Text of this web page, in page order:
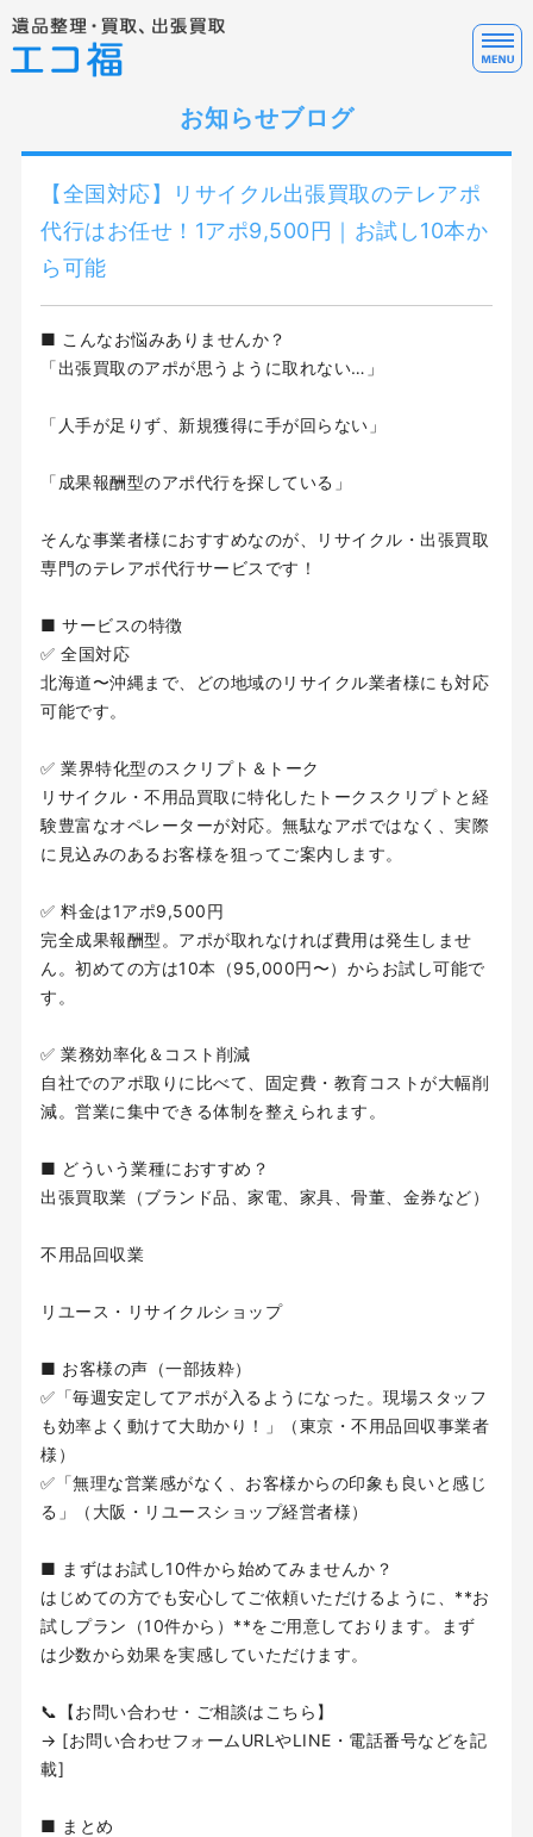
サービスの流れ・FAQ
テレアポ代行について
お知らせブログ
【全国対応】リサイクル出張買取のテレアポ
代行はお任せ！1アポ9,500円｜お試し10本か
ら可能
■ こんなお悩みありませんか？
「出張買取のアポが思うように取れない…」
「人手が足りず、新規獲得に手が回らない」
「成果報酬型のアポ代行を探している」
そんな事業者様におすすめなのが、リサイクル・出張買取
専門のテレアポ代行サービスです！
■ サービスの特徴
✅ 全国対応
北海道〜沖縄まで、どの地域のリサイクル業者様にも対応
可能です。
✅ 業界特化型のスクリプト＆トーク
リサイクル・不用品買取に特化したトークスクリプトと経
験豊富なオペレーターが対応。無駄なアポではなく、実際
に見込みのあるお客様を狙ってご案内します。
✅ 料金は1アポ9,500円
完全成果報酬型。アポが取れなければ費用は発生しませ
ん。初めての方は10本（95,000円〜）からお試し可能で
す。
✅ 業務効率化＆コスト削減
自社でのアポ取りに比べて、固定費・教育コストが大幅削
減。営業に集中できる体制を整えられます。
■ どういう業種におすすめ？
出張買取業（ブランド品、家電、家具、骨董、金券など）
不用品回収業
リユース・リサイクルショップ
■ お客様の声（一部抜粋）
✅「毎週安定してアポが入るようになった。現場スタッフ
も効率よく動けて大助かり！」（東京・不用品回収事業者
様）
✅「無理な営業感がなく、お客様からの印象も良いと感じ
る」（大阪・リユースショップ経営者様）
■ まずはお試し10件から始めてみませんか？
はじめての方でも安心してご依頼いただけるように、**お
試しプラン（10件から）**をご用意しております。まず
は少数から効果を実感していただけます。
📞【お問い合わせ・ご相談はこちら】
→ [お問い合わせフォームURLやLINE・電話番号などを記
載]
■ まとめ